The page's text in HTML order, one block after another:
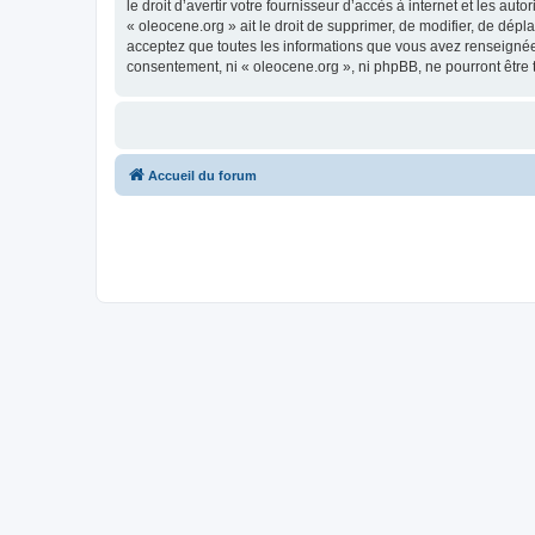
le droit d’avertir votre fournisseur d’accès à internet et les
« oleocene.org » ait le droit de supprimer, de modifier, de
acceptez que toutes les informations que vous avez
consentement, ni « oleocene.org », ni phpBB, ne pourront
Accueil du forum